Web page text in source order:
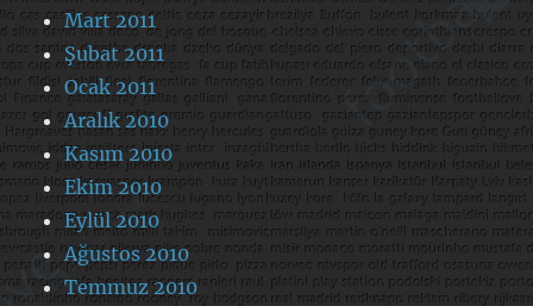
Mart 2011
Şubat 2011
Ocak 2011
Aralık 2010
Kasım 2010
Ekim 2010
Eylül 2010
Ağustos 2010
Temmuz 2010